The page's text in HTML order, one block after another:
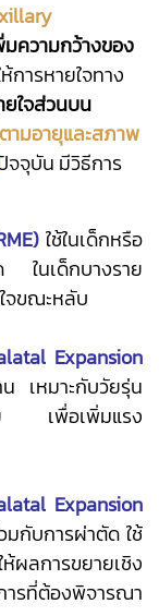
มความกว้างของ
การหายใจทาง
ใจส่วนบน
ามอายุและสภาพ
จจุบัน มีวิธีการ
ใช้ในเด็กหรือ
ในเด็กบางราย
จขณะหลับ
Expansion
เหมาะกับวัยรุ่น
ย เพื่อเพิ่มแรง
Expansion
มกับการผ่าตัด ใช้
ลการขยายเชิง
รที่ต้องพิจารณา